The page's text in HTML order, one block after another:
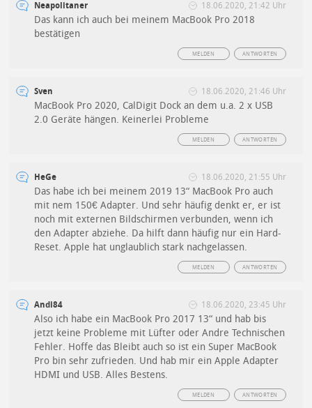
Neapolitaner 18.06.2020, 21:42 Uhr
Das kann ich auch bei meinem MacBook Pro 2018
bestätigen
ANTWORTEN
MELDEN
Sven 18.06.2020, 21:46 Uhr
MacBook Pro 2020, CalDigit Dock an dem u.a. 2 x USB
2.0 Geräte hängen. Keinerlei Probleme
ANTWORTEN
MELDEN
HeGe 18.06.2020, 21:55 Uhr
Das habe ich bei meinem 2019 13“ MacBook Pro auch
mit nem 150€ Adapter. Und sehr häufig denkt er, er ist
noch mit externen Bildschirmen verbunden, wenn ich
den Adapter abziehe. Da hilft dann häufig nur ein Hard-
Reset. Apple hat unglaublich stark nachgelassen.
ANTWORTEN
MELDEN
Andi84 18.06.2020, 23:45 Uhr
Also ich habe ein MacBook Pro 2017 13“ und hab bis
jetzt keine Probleme mit Lüfter oder Andre Technischen
Fehler. Hoffe das Bleibt auch so ist ein Super MacBook
Pro bin sehr zufrieden. Und hab mir ein Apple Adapter
HDMI und USB. Alles Bestens.
ANTWORTEN
MELDEN